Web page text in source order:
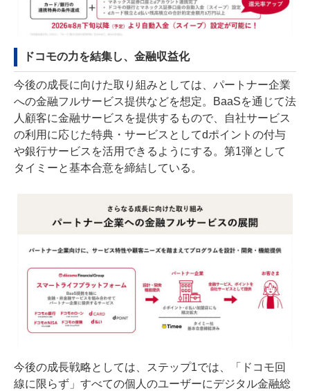
ドコモの力を結集し、金融収益化
今後の成長に向けた取り組みとしては、パートナー企業
への金融フルサービス提供などを想定。BaaSを通じて法
人顧客に金融サービスを提供するもので、自社サービス
の利用に応じた特典・サービスとしてdポイントの付与
や銀行サービスを活用できるようにする。第1弾として
タイミーと基本合意を締結している。
今後の成長戦略としては、ステップ1では、「ドコモ回
線に限らず」すべての個人のユーザーにデジタル金融総